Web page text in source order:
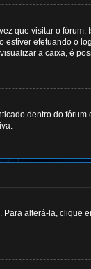
que visitar o
estiver efetuando o
a caixa, é
dentro do
alterá-la,